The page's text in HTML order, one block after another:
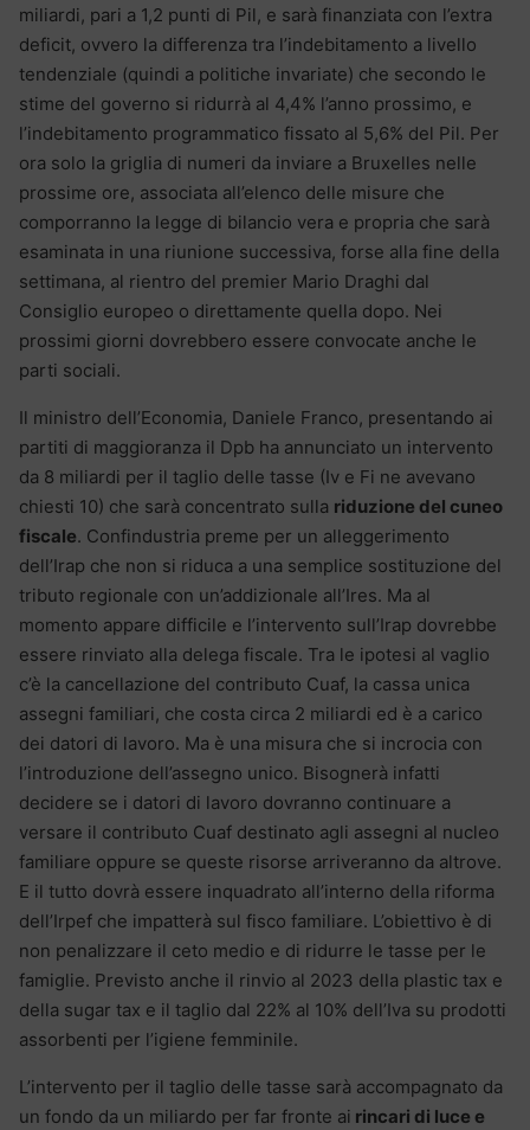
miliardi, pari a 1,2 punti di Pil, e sarà finanziata con l’extra
deficit, ovvero la differenza tra l’indebitamento a livello
tendenziale (quindi a politiche invariate) che secondo le
stime del governo si ridurrà al 4,4% l’anno prossimo, e
l’indebitamento programmatico fissato al 5,6% del Pil. Per
ora solo la griglia di numeri da inviare a Bruxelles nelle
prossime ore, associata all’elenco delle misure che
comporranno la legge di bilancio vera e propria che sarà
esaminata in una riunione successiva, forse alla fine della
settimana, al rientro del premier Mario Draghi dal
Consiglio europeo o direttamente quella dopo. Nei
prossimi giorni dovrebbero essere convocate anche le
parti sociali.
Il ministro dell’Economia, Daniele Franco, presentando ai
partiti di maggioranza il Dpb ha annunciato un intervento
da 8 miliardi per il taglio delle tasse (Iv e Fi ne avevano
chiesti 10) che sarà concentrato sulla riduzione del cuneo
fiscale. Confindustria preme per un alleggerimento
dell’Irap che non si riduca a una semplice sostituzione del
tributo regionale con un’addizionale all’Ires. Ma al
momento appare difficile e l’intervento sull’Irap dovrebbe
essere rinviato alla delega fiscale. Tra le ipotesi al vaglio
c’è la cancellazione del contributo Cuaf, la cassa unica
assegni familiari, che costa circa 2 miliardi ed è a carico
dei datori di lavoro. Ma è una misura che si incrocia con
l’introduzione dell’assegno unico. Bisognerà infatti
decidere se i datori di lavoro dovranno continuare a
versare il contributo Cuaf destinato agli assegni al nucleo
familiare oppure se queste risorse arriveranno da altrove.
E il tutto dovrà essere inquadrato all’interno della riforma
dell’Irpef che impatterà sul fisco familiare. L’obiettivo è di
non penalizzare il ceto medio e di ridurre le tasse per le
famiglie. Previsto anche il rinvio al 2023 della plastic tax e
della sugar tax e il taglio dal 22% al 10% dell’Iva su prodotti
assorbenti per l’igiene femminile.
L’intervento per il taglio delle tasse sarà accompagnato da
un fondo da un miliardo per far fronte ai rincari di luce e